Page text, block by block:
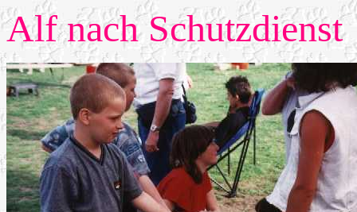
Alf nach Schutzdienst